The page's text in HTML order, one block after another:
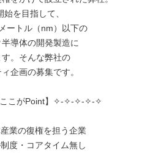
を目指して、
ートル（nm）以下の
導体の開発製造に
。そんな弊社の
企画の募集です。
こがPoint】✧-✧-✧-✧-✧
業の復権を担う企業
度・コアタイム無し